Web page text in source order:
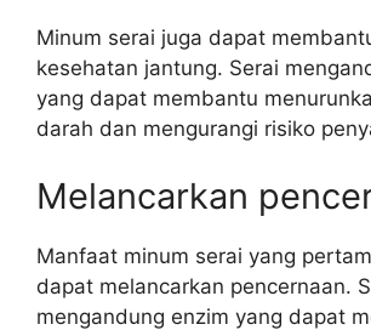
Minum serai juga dapat
kesehatan jantung. Serai
yang dapat membantu
darah dan mengurangi risiko
Melancarkan
Manfaat minum serai yang
dapat melancarkan pencernaan.
mengandung enzim yang dapat